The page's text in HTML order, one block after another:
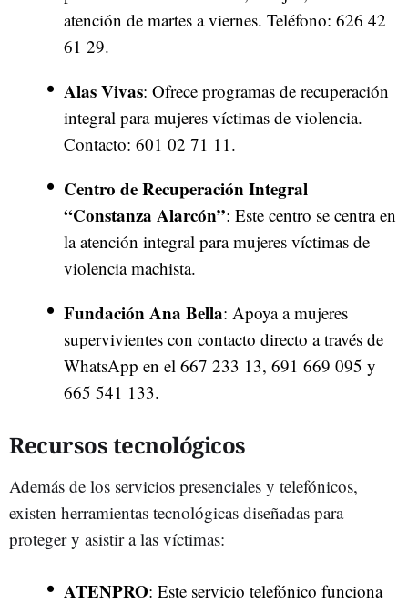
atención de martes a viernes. Teléfono: 626 42
61 29.
Alas Vivas: Ofrece programas de recuperación
integral para mujeres víctimas de violencia.
Contacto: 601 02 71 11.
Centro de Recuperación Integral
“Constanza Alarcón”: Este centro se centra en
la atención integral para mujeres víctimas de
violencia machista.
Fundación Ana Bella: Apoya a mujeres
supervivientes con contacto directo a través de
WhatsApp en el 667 233 13, 691 669 095 y
665 541 133.
Recursos tecnológicos
Además de los servicios presenciales y telefónicos,
existen herramientas tecnológicas diseñadas para
proteger y asistir a las víctimas:
ATENPRO: Este servicio telefónico funciona